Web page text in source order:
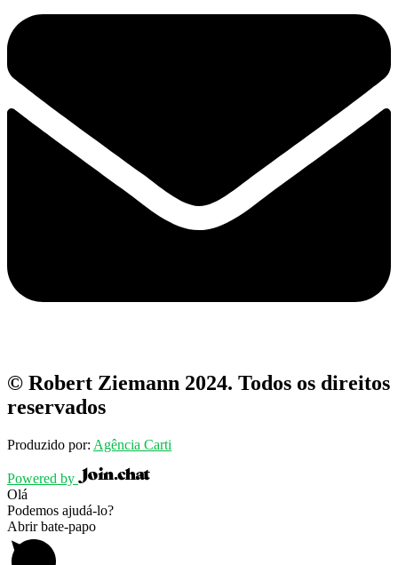
© Robert Ziemann 2024. Todos os direitos
reservados
Produzido por: Agência Carti
Powered by
Olá
Podemos ajudá-lo?
Abrir bate-papo